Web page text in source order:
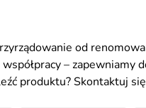
od
–
produktu?Skontaktuj